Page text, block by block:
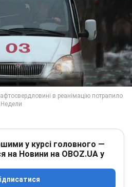
у курсі головного —
на Новини на OBOZ.UA у